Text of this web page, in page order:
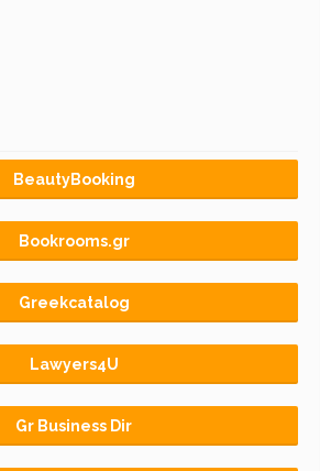
BeautyBooking
Bookrooms.gr
Greekcatalog
Lawyers4U
Gr Business Dir